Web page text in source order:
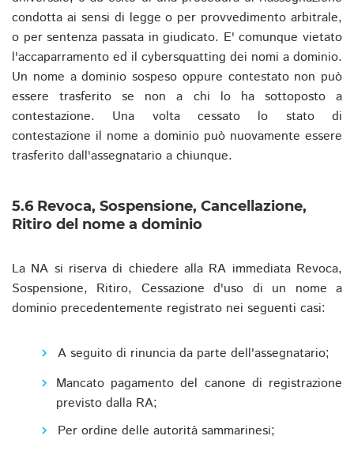
condotta ai sensi di legge o per provvedimento arbitrale,
o per sentenza passata in giudicato. E' comunque vietato
l'accaparramento ed il cybersquatting dei nomi a dominio.
Un nome a dominio sospeso oppure contestato non può
essere trasferito se non a chi lo ha sottoposto a
contestazione. Una volta cessato lo stato di
contestazione il nome a dominio può nuovamente essere
trasferito dall'assegnatario a chiunque.
5.6 Revoca, Sospensione, Cancellazione,
Ritiro del nome a dominio
La NA si riserva di chiedere alla RA immediata Revoca,
Sospensione, Ritiro, Cessazione d'uso di un nome a
dominio precedentemente registrato nei seguenti casi:
A seguito di rinuncia da parte dell'assegnatario;
Mancato pagamento del canone di registrazione
previsto dalla RA;
Per ordine delle autorità sammarinesi;